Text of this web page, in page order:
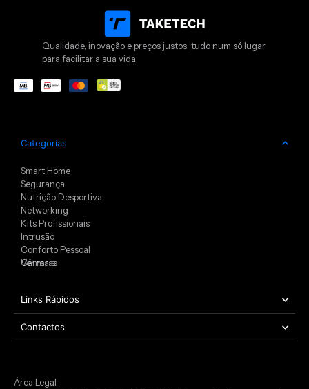
Qualidade, inovação e preços justos, tudo num só lugar
para facilitar a sua vida.
Categorias
Smart Home
Segurança
Nutrição Desportiva
Networking
Kits Profissionais
Intrusão
Conforto Pessoal
Câmaras
Ver mais
Links Rápidos
Contactos
Área Legal